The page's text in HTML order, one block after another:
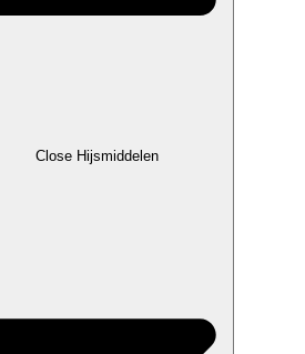
Close Hijsmiddelen